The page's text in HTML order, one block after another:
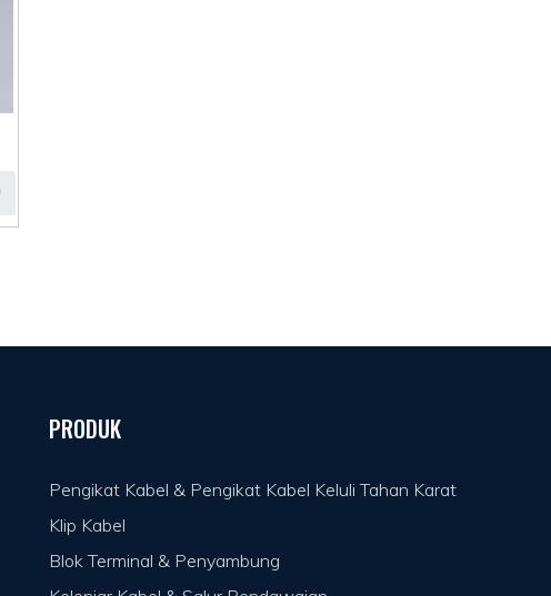
PRODUK
Pengikat Kabel & Pengikat Kabel Keluli Tahan Karat
Klip Kabel
Blok Terminal & Penyambung